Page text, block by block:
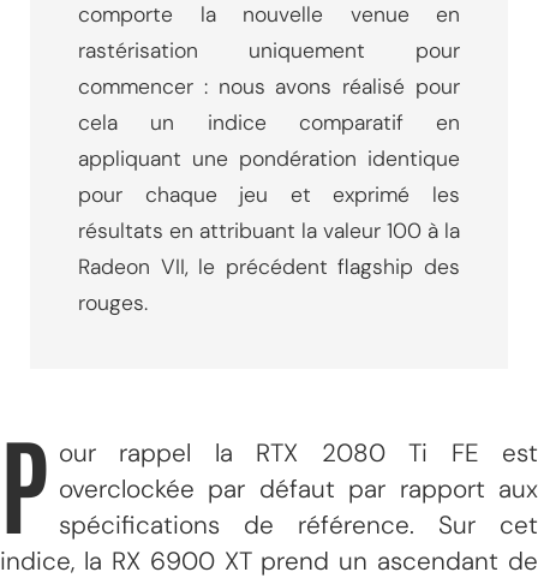
comporte la nouvelle venue en
rastérisation uniquement pour
commencer : nous avons réalisé pour
cela un indice comparatif en
appliquant une pondération identique
pour chaque jeu et exprimé les
résultats en attribuant la valeur 100 à la
Radeon VII, le précédent flagship des
rouges.
P our rappel la RTX 2080 Ti FE est
overclockée par défaut par rapport aux
spécifications de référence. Sur cet
indice, la RX 6900 XT prend un ascendant de